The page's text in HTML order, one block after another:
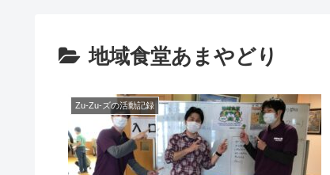
地域食堂あまやどり
Zu-Zu-ズの活動記録